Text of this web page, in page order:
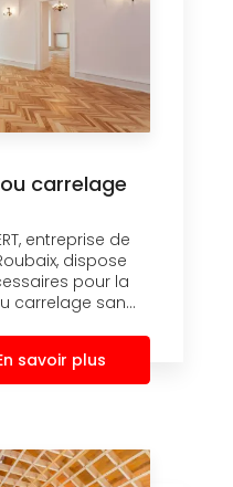
carrelage
entreprise de
dispose
pour la
carrelage san...
savoir plus